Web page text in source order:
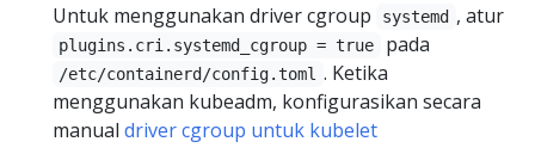
Untuk menggunakan driver cgroup systemd , atur
plugins.cri.systemd_cgroup = true pada
/etc/containerd/config.toml . Ketika
menggunakan kubeadm, konfigurasikan secara
manual driver cgroup untuk kubelet